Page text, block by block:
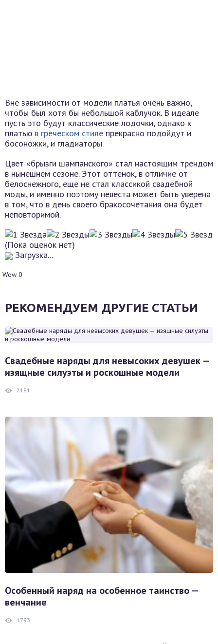
Вне зависимости от модели платья очень важно,
чтобы был хотя бы небольшой каблучок. В идеале
пусть это будут классические лодочки, однако к
платью в греческом стиле прекрасно подойдут и
босоножки, и гладиаторы.
Цвет «брызги шампанского» стал настоящим трендом
в нынешнем сезоне. Этот оттенок, в отличие от
белоснежного, еще не стал классикой свадебной
моды, и именно поэтому невеста может быть уверена
в том, что в день своего бракосочетания она будет
неповторимой.
(Пока оценок нет)
Загрузка...
Wow 0
РЕКОМЕНДУЕМ ДРУГИЕ СТАТЬИ
Свадебные наряды для невысоких девушек —
изящные силуэты и роскошные модели
2181
Особенный наряд на особенное таинство —
венчание
1793